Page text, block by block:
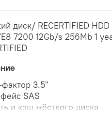
диск/ RECERTIFIED
7200 12Gb/s 256Mb 1
3.5"
SAS
и кэш жёсткого диска